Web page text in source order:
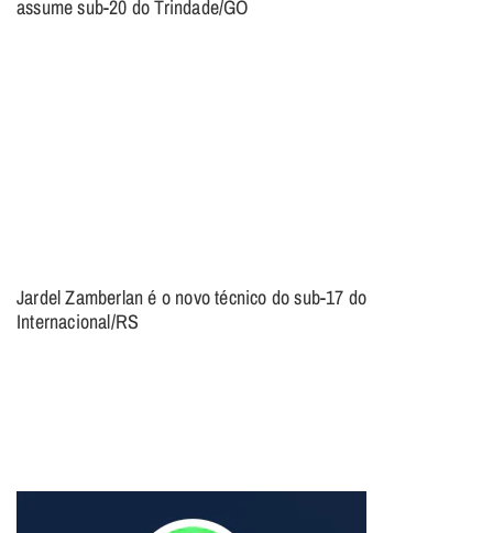
assume sub-20 do Trindade/GO
Jardel Zamberlan é o novo técnico do sub-17 do
Internacional/RS